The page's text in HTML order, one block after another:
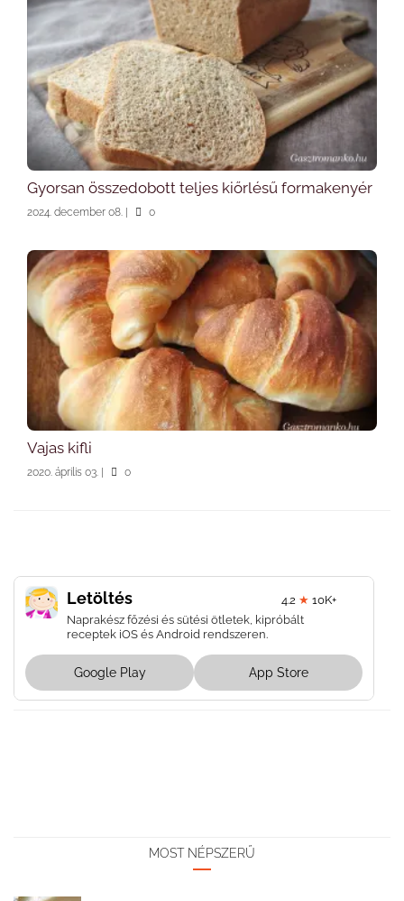
Gyorsan összedobott teljes kiőrlésű formakenyér
2024. december 08. | 0
Vajas kifli
2020. április 03. | 0
Letöltés 4.2 ★ 10K+
Naprakész főzési és sütési ötletek, kipróbált
receptek iOS és Android rendszeren.
Google Play App Store
MOST NÉPSZERŰ